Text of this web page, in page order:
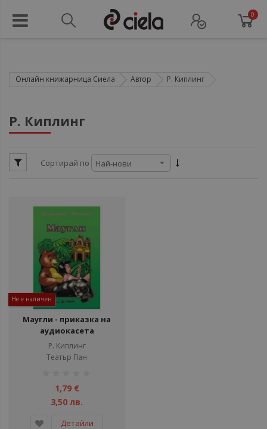
0
Онлайн книжарница Сиела Автор Р. Киплинг
Р. Киплинг
Сортирай по
Не е наличен
Маугли - приказка на
аудиокасета
Р. Киплинг
Театър Пан
1,79 €
3,50 лв.
Детайли